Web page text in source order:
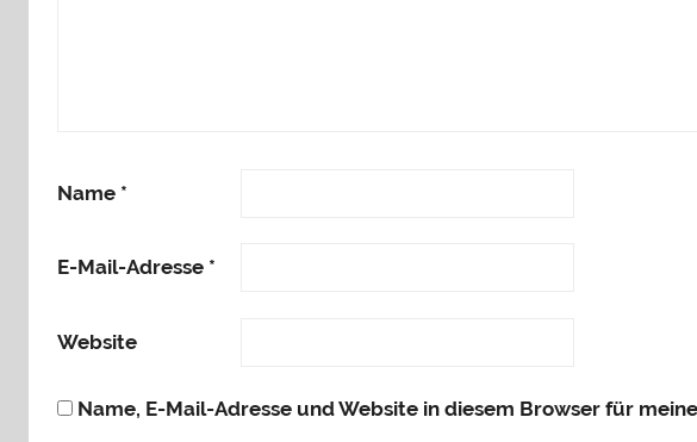
Name *
E-Mail-Adresse *
Website
Name, E-Mail-Adresse und Website in diesem Browser für